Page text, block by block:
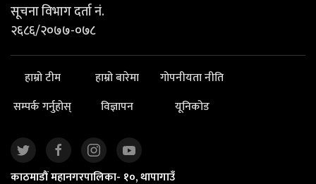
सूचना विभाग दर्ता नं.
२६८६/२०७७-०७८
हाम्रो टीम हाम्रो बारेमा
गोपनीयता नीति
सम्पर्क गर्नुहोस्
विज्ञापन यूनिकोड
काठमाडौं महानगरपालिका- १०, थापागाउँ